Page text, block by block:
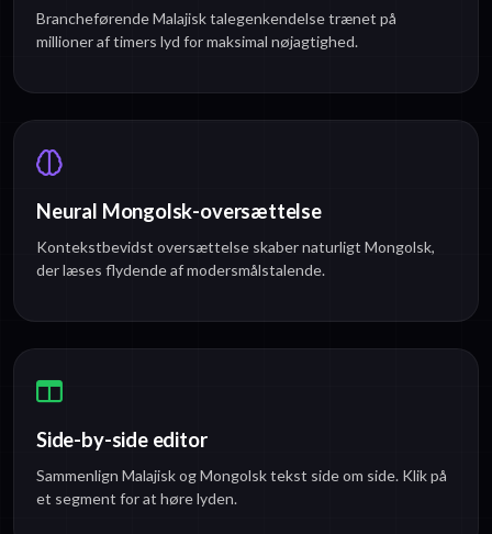
Brancheførende Malajisk talegenkendelse trænet på
millioner af timers lyd for maksimal nøjagtighed.
Neural Mongolsk-oversættelse
Kontekstbevidst oversættelse skaber naturligt Mongolsk,
der læses flydende af modersmålstalende.
Side-by-side editor
Sammenlign Malajisk og Mongolsk tekst side om side. Klik på
et segment for at høre lyden.